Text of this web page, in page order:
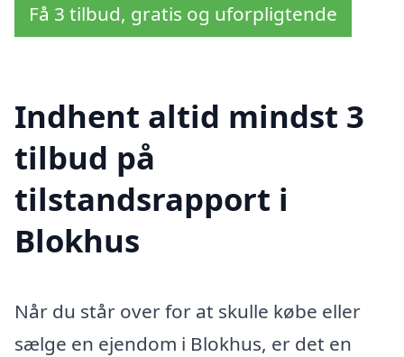
Få 3 tilbud, gratis og uforpligtende
Indhent altid mindst 3
tilbud på
tilstandsrapport i
Blokhus
Når du står over for at skulle købe eller
sælge en ejendom i Blokhus, er det en